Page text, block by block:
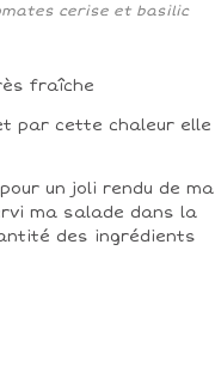
cerise et basilic
fraîche
par cette chaleur elle
un joli rendu de ma
ma salade dans la
des ingrédients